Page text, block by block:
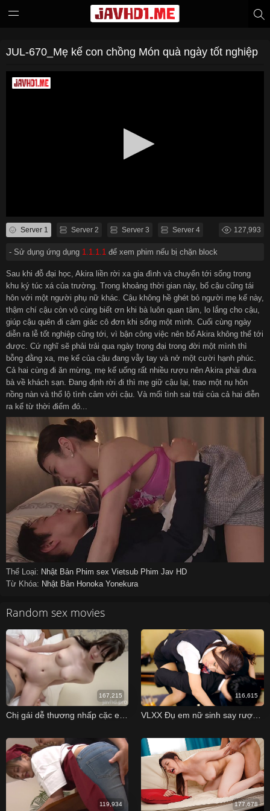
JUL-670_Mẹ kế con chồng Món quà ngày tốt nghiệp
Server 1 Server 2 Server 3 Server 4 127,993
- Sử dụng ứng dụng 1.1.1.1 để xem phim nếu bị chặn block
Sau khi đỗ đại học, Akira liền rời xa gia đình và chuyển tới sống trong
khu ký túc xá của trường. Trong khoảng thời gian này, bố cậu cũng tái
hôn với một người phụ nữ khác. Cậu không hề ghét bỏ người mẹ kế này,
thậm chí cậu còn vô cùng biết ơn khi bà luôn quan tâm, lo lắng cho cậu,
giúp cậu quên đi cảm giác cô đơn khi sống một mình. Cuối cùng ngày
diễn ra lễ tốt nghiệp cũng tới, vì bận công việc nên bố Akira không thể tới
được. Cứ nghĩ sẽ phải trải qua ngày trọng đại trong đời một mình thì
bỗng đằng xa, mẹ kế của cậu đang vẫy tay và nở một cười hạnh phúc.
Cả hai cùng đi ăn mừng, mẹ kế uống rất nhiều rượu nên Akira phải đưa
bà về khách sạn. Đang định rời đi thì mẹ giữ cậu lại, trao một nụ hôn
nồng nàn và thổ lộ tình cảm với cậu. Và mối tình sai trái của cả hai diễn
ra kể từ thời điểm đó...
Thể Loại: Nhật Bản Phim sex Vietsub Phim Jav HD
Từ Khóa: Nhật Bản Honoka Yonekura
Random sex movies
167,215 116,615
119,934 177,678